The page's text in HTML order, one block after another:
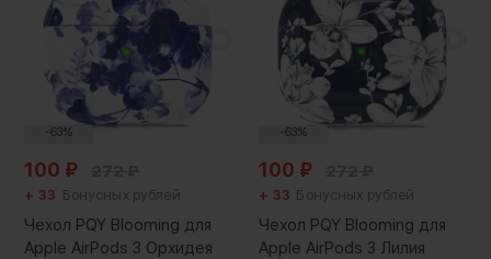
-63%
100 ₽
+ 33 Бонусных рублей
Чехол PQY Blooming для
Apple AirPods 3 Орхидея
-63%
100 ₽
+ 33 Бонусных рублей
Чехол PQY Blooming для
Apple AirPods 3 Лилия